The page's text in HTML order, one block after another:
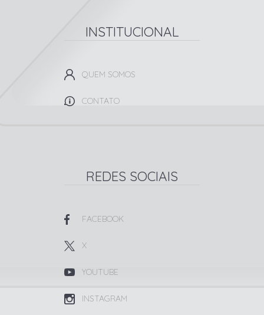
INSTITUCIONAL
QUEM SOMOS
CONTATO
REDES SOCIAIS
FACEBOOK
X
YOUTUBE
INSTAGRAM